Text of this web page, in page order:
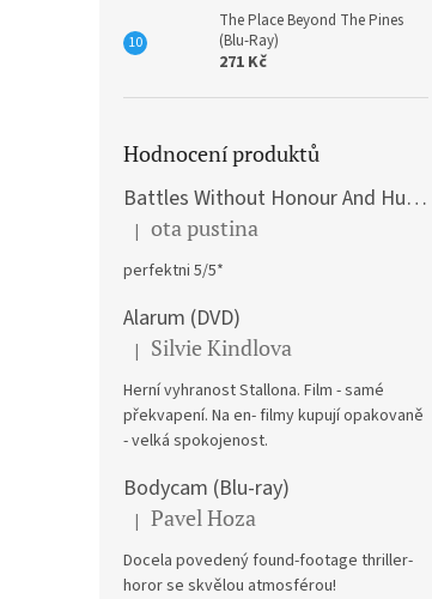
The Place Beyond The Pines
(Blu-Ray)
271 Kč
Hodnocení produktů
Battles Without Honour And Humanity / Yakuza Graveyad / Street Mobster DVD
Hodnocení produktu je 5 z 5 hvězdiček.
| ota pustina
perfektni 5/5*
Alarum (DVD)
Hodnocení produktu je 5 z 5 hvězdiček.
| Silvie Kindlova
Herní vyhranost Stallona. Film - samé
překvapení. Na en- filmy kupují opakovaně
- velká spokojenost.
Bodycam (Blu-ray)
Hodnocení produktu je 5 z 5 hvězdiček.
| Pavel Hoza
Docela povedený found-footage thriller-
horor se skvělou atmosférou!